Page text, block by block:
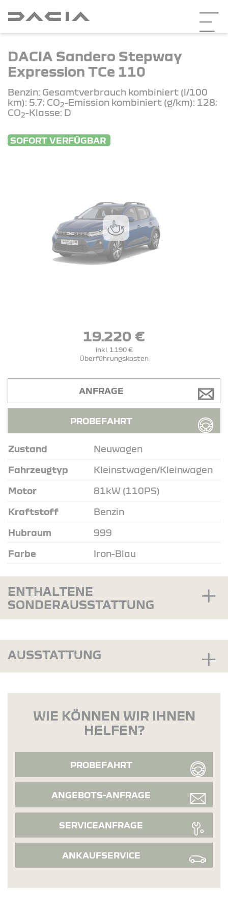
DACIA Sandero Stepway
Expression TCe 110
Benzin: Gesamtverbrauch kombiniert (l/100
km): 5.7; CO2-Emission kombiniert (g/km): 128;
CO2-Klasse: D
SOFORT VERFÜGBAR
19.220 €
inkl. 1.190 €
Überführungskosten
Zustand Neuwagen
Fahrzeugtyp Kleinstwagen/Kleinwagen
Motor 81kW (110PS)
Kraftstoff Benzin
Hubraum 999
Farbe Iron-Blau
ANFRAGE
PROBEFAHRT
ENTHALTENE
SONDERAUSSTATTUNG
AUSSTATTUNG
WIE KÖNNEN WIR IHNEN
HELFEN?
PROBEFAHRT
ANGEBOTS-ANFRAGE
SERVICEANFRAGE
ANKAUFSERVICE